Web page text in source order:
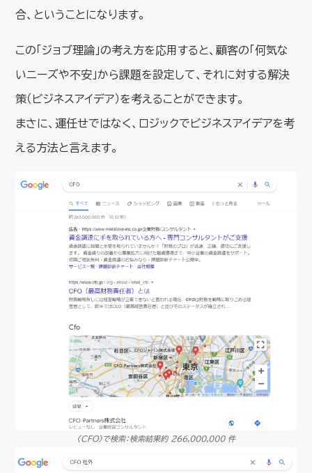
合、ということになります。
この「ジョブ理論」の考え方を応用すると、顧客の「何気な
いニーズや不安」から課題を設定して、それに対する解決
策（ビジネスアイデア）を考えることができます。
まさに、運任せではなく、ロジックでビジネスアイデアを考
える方法と言えます。
〈CFO〉で検索：検索結果約 266,000,000 件